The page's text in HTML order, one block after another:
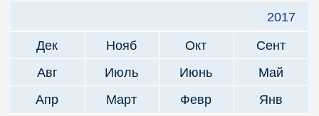
2017
Дек
Нояб Окт
Сент
Авг
Июль Июнь
Май
Апр
Март Февр Янв